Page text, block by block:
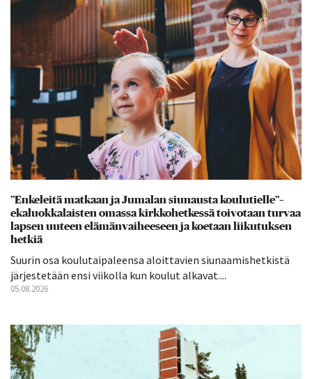
”Enkeleitä matkaan ja Jumalan siunausta koulutielle”–
ekaluokkalaisten omassa kirkkohetkessä toivotaan turvaa
lapsen uuteen elämänvaiheeseen ja koetaan liikutuksen
hetkiä
Suurin osa koulutaipaleensa aloittavien siunaamishetkistä
järjestetään ensi viikolla kun koulut alkavat....
05.08.2026